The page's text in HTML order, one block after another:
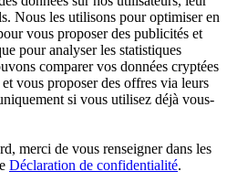
Nous les utilisons pour optimiser en
vous proposer des publicités et
pour analyser les statistiques
comparer vos données cryptées
vous proposer des offres via leurs
si vous utilisez déjà vous-
merci de vous renseigner dans les
Déclaration de confidentialité.